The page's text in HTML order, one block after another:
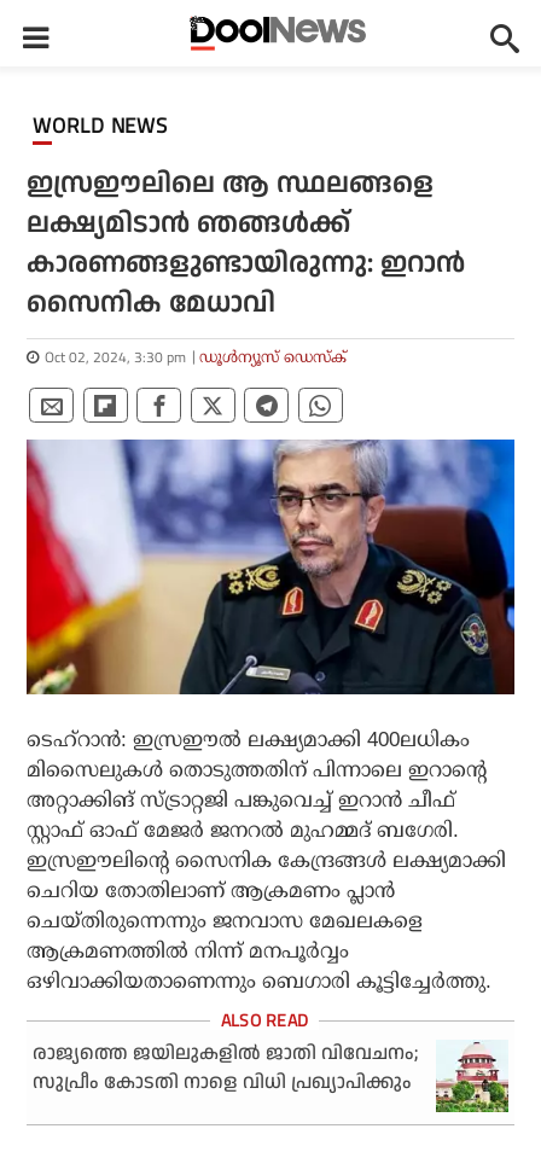
WORLD NEWS
ഇസ്രഈലിലെ ആ സ്ഥലങ്ങളെ
ലക്ഷ്യമിടാന്‍ ഞങ്ങള്‍ക്ക്‌
കാരണങ്ങളുണ്ടായിരുന്നു: ഇറാന്‍
സൈനിക മേധാവി
Oct 02, 2024, 3:30 pm ഡൂള്‍ന്യൂസ് ഡെസ്‌ക്
ടെഹ്‌റാന്‍: ഇസ്രഈല്‍ ലക്ഷ്യമാക്കി 400ലധികം
മിസൈലുകള്‍ തൊടുത്തതിന് പിന്നാലെ ഇറാന്റെ
അറ്റാക്കിങ് സ്ട്രാറ്റജി പങ്കുവെച്ച് ഇറാന്‍ ചീഫ്
സ്റ്റാഫ് ഓഫ് മേജര്‍ ജനറല്‍ മുഹമ്മദ് ബഗേരി.
ഇസ്രഈലിന്റെ സൈനിക കേന്ദ്രങ്ങള്‍ ലക്ഷ്യമാക്കി
ചെറിയ തോതിലാണ് ആക്രമണം പ്ലാന്‍
ചെയ്തിരുന്നെന്നും ജനവാസ മേഖലകളെ
ആക്രമണത്തില്‍ നിന്ന് മനപൂര്‍വ്വം
ഒഴിവാക്കിയതാണെന്നും ബെഗാരി കൂട്ടിച്ചേര്‍ത്തു.
രാജ്യത്തെ ജയിലുകളില്‍ ജാതി വിവേചനം;
സുപ്രീം കോടതി നാളെ വിധി പ്രഖ്യാപിക്കും